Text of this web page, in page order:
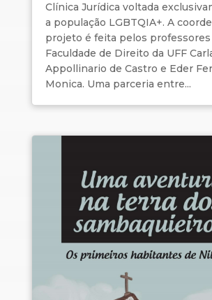
Clínica Jurídica voltada
a população LGBTQIA+. A
projeto é feita pelos professores
Faculdade de Direito da UFF
Appollinario de Castro e Eder
Monica. Uma parceria entre...